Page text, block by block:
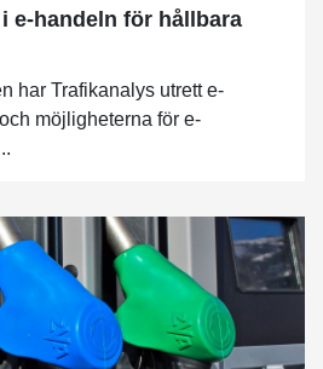
e-handeln för hållbara
har Trafikanalys utrett e-
möjligheterna för e-